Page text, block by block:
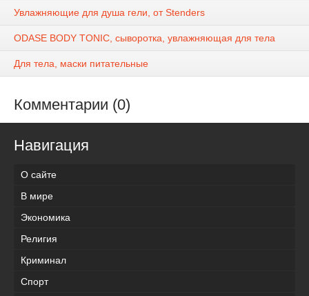
Увлажняющие для душа гели, от Stenders
ODASE BODY TONIC, сыворотка, увлажняющая для тела
Для тела, маски питательные
Комментарии (0)
Навигация
О сайте
В мире
Экономика
Религия
Криминал
Спорт